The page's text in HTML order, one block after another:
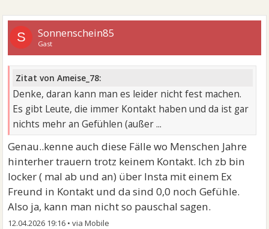
S Sonnenschein85
Gast
Zitat von Ameise_78:
Denke, daran kann man es leider nicht fest machen.
Es gibt Leute, die immer Kontakt haben und da ist gar
nichts mehr an Gefühlen (außer ...
Genau..kenne auch diese Fälle wo Menschen Jahre
hinterher trauern trotz keinem Kontakt. Ich zb bin
locker ( mal ab und an) über Insta mit einem Ex
Freund in Kontakt und da sind 0,0 noch Gefühle.
Also ja, kann man nicht so pauschal sagen.
12.04.2026 19:16 •